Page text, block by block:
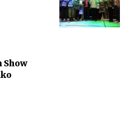
Show